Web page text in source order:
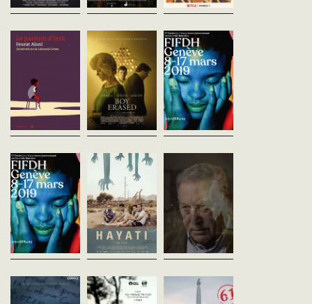
Le Parfum d'Irak
Feurat Alani
vf - 60'
Ces 40 dernières années,
l’Irak a été marqué par les
conflits et la dictature. Le
franco-irakien Feurat Alani
analyse cette réalité à
travers...
Boy Erased
Joel Edgerton
vost - 115'
Jared, 19 ans, est le fils d’un
pasteur baptiste et d’une
mère au foyer dévouée,
incarnés par Russell Crowe et
Nicole Kidman. Lorsque le
couple...
Opération
Juan José Lozano
vf - 53'
À Genève, plus de
personnes sans statut
travaillent comme
femmes de ménage,
jardinier·ère·s,
contribuant...
Un tramway à
Jérusalem
France - 2018
En desservant la ville d'est en
ouest, le tramway de
Jérusalem traverse chaque
jour des dizaines de religions
et de cultures, qui se côtoient
de...
Hayati (ma vie)
Liliana Torres
vost - 56'
Contrainte de fuir la guerre en
Syrie, la famille Mohsen vit
déchirée entre la Turquie et
l’Espagne. Alors que le père
rejoint l’Espagne avec son...
Lettre d'un ami
Gaza
Des textes puissants et
poétiques, écrits par des
écrivain·es et
palestinien·nes et
israélien·nes, narrés
d’images d’...
Letter from
Masanjia
Canada - 2018
vost - 75'
Les tombeaux sans
noms
Cambodge - 2018
vost - 115'
Corée du Nord
les hommes du
Marjolaine Grappe
France - 2018